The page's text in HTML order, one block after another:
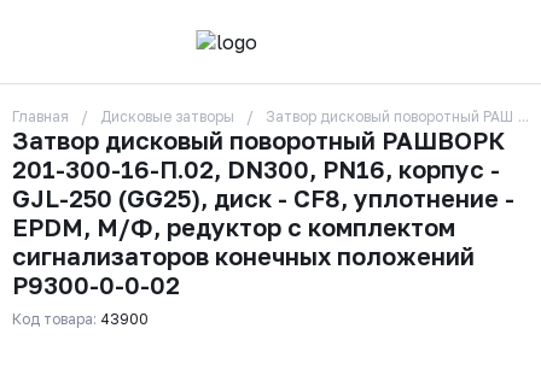
О компании
Контакты
Бренды
Отзывы
Сотрудники
Вакансии
Доставка
Оплата
Вопрос-ответ
Главная Дисковые затворы Затвор дисковый поворотный
Затвор дисковый поворотный РАШВОРК
201-300-16-П.02, DN300, PN16, корпус -
GJL-250 (GG25), диск - CF8, уплотнение -
EPDM, М/Ф, редуктор с комплектом
сигнализаторов конечных положений
Р9300-0-0-02
Код товара: 43900